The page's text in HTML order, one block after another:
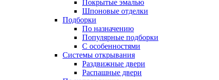
Покрытые эмалью
Шпоновые отделки
Подборки
По назначению
Популярные подборки
С особенностями
Системы открывания
Раздвижные двери
Распашные двери